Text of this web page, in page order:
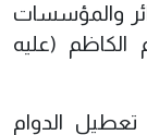
والمؤسسات
الكاظم (عليه
الدوام